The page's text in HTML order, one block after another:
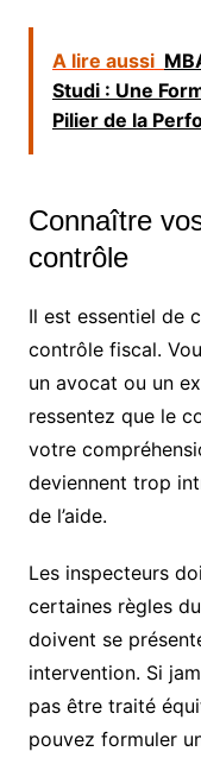
A lire aussi
Studi : Une
Pilier de la
Connaître
contrôle
Il est essentiel de
contrôle fiscal.
un avocat ou un
ressentez que le
votre
deviennent trop
de l’aide.
Les inspecteurs
certaines règles
doivent se
intervention. Si
pas être traité
pouvez formuler